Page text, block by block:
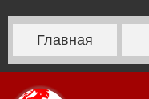
Главная